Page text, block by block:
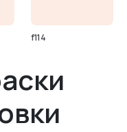
f114